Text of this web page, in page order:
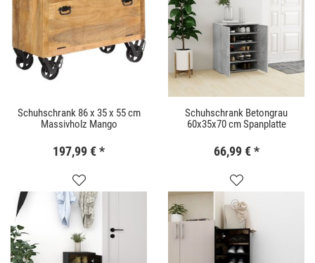
Schuhschrank 86 x 35 x 55 cm
Massivholz Mango
197,99 €*
Schuhschrank Betongrau
60x35x70 cm Spanplatte
66,99 € *